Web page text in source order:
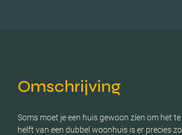
Omschrijving
Soms moet je een huis gewoon zíen om het
helft van een dubbel woonhuis is er precies zo